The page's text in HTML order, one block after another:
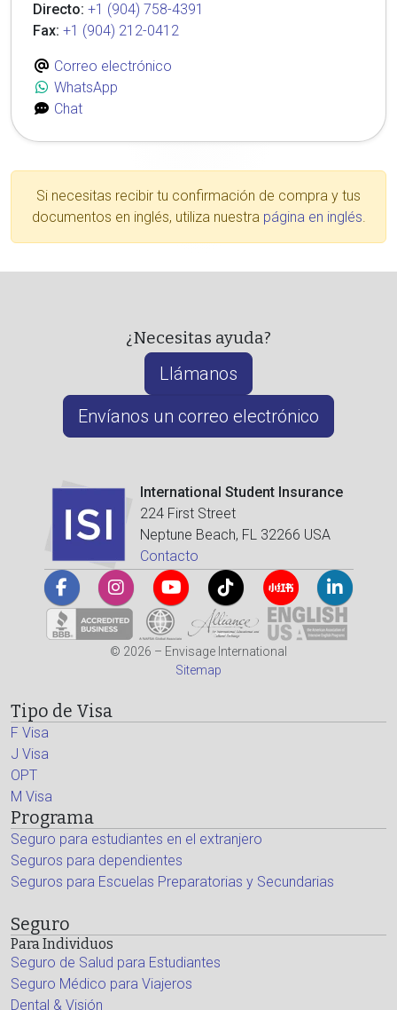
Directo: +1 (904) 758-4391
Fax: +1 (904) 212-0412
Correo electrónico
WhatsApp
Chat
Si necesitas recibir tu confirmación de compra y tus
documentos en inglés, utiliza nuestra página en inglés.
¿Necesitas ayuda?
Llámanos
Envíanos un correo electrónico
International Student Insurance
224 First Street
Neptune Beach, FL 32266 USA
Contacto
© 2026 – Envisage International
Sitemap
Tipo de Visa
F Visa
J Visa
OPT
M Visa
Programa
Seguro para estudiantes en el extranjero
Seguros para dependientes
Seguros para Escuelas Preparatorias y Secundarias
Seguro
Para Individuos
Seguro de Salud para Estudiantes
Seguro Médico para Viajeros
Dental & Visión